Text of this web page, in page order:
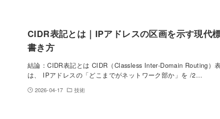
CIDR表記とは｜IPアドレスの区画を示す現代
書き方
結論：CIDR表記とは CIDR（Classless Inter‑Domain Routing）
は、 IPアドレスの「どこまでがネットワーク部か」を /2…
2026-04-17 技術